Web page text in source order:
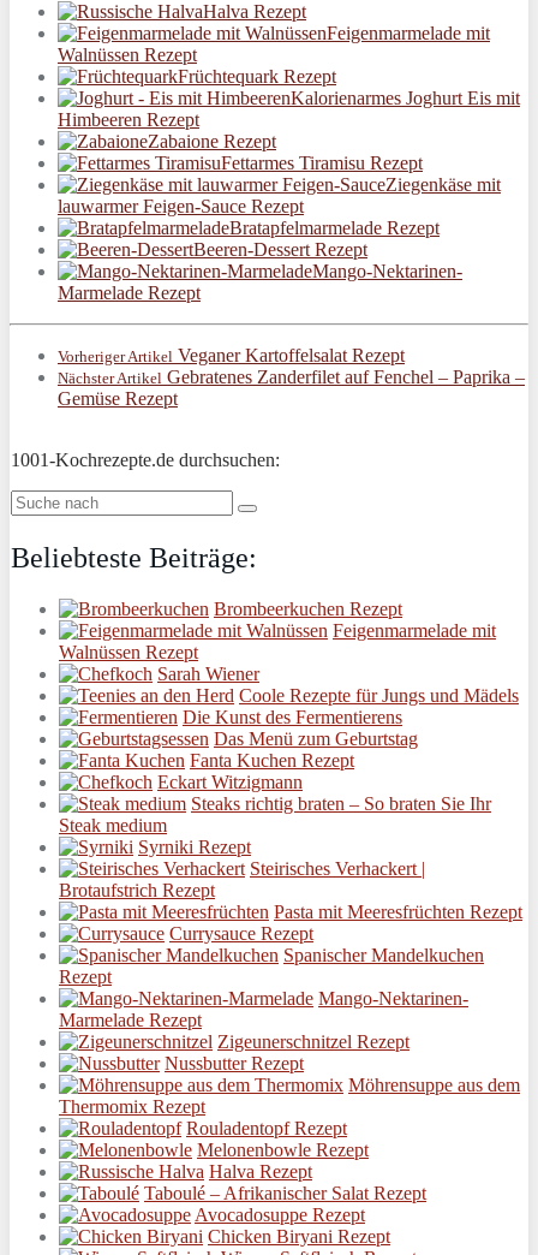
Halva Rezept
Feigenmarmelade mit
Walnüssen Rezept
Früchtequark Rezept
Kalorienarmes Joghurt Eis mit
Himbeeren Rezept
Zabaione Rezept
Fettarmes Tiramisu Rezept
Ziegenkäse mit
lauwarmer Feigen-Sauce Rezept
Bratapfelmarmelade Rezept
Beeren-Dessert Rezept
Mango-Nektarinen-
Marmelade Rezept
Vorheriger Artikel Veganer Kartoffelsalat Rezept
Nächster Artikel Gebratenes Zanderfilet auf Fenchel – Paprika –
Gemüse Rezept
1001-Kochrezepte.de durchsuchen:
Beliebteste Beiträge:
Brombeerkuchen Rezept
Feigenmarmelade mit
Walnüssen Rezept
Sarah Wiener
Coole Rezepte für Jungs und Mädels
Die Kunst des Fermentierens
Das Menü zum Geburtstag
Fanta Kuchen Rezept
Eckart Witzigmann
Steaks richtig braten – So braten Sie Ihr
Steak medium
Syrniki Rezept
Steirisches Verhackert |
Brotaufstrich Rezept
Pasta mit Meeresfrüchten Rezept
Currysauce Rezept
Spanischer Mandelkuchen
Rezept
Mango-Nektarinen-
Marmelade Rezept
Zigeunerschnitzel Rezept
Nussbutter Rezept
Möhrensuppe aus dem
Thermomix Rezept
Rouladentopf Rezept
Melonenbowle Rezept
Halva Rezept
Taboulé – Afrikanischer Salat Rezept
Avocadosuppe Rezept
Chicken Biryani Rezept